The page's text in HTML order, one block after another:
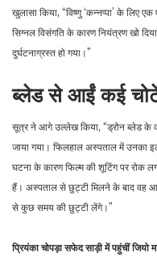
खुलासा किया, “विष्णु ‘कन्नप्पा’ के लिए
सिग्नल विसंगति के कारण नियंत्रण खो
दुर्घटनाग्रस्त हो गया।”
ब्लेड से आईं कई
सूत्र ने आगे उल्लेख किया, “ड्रोन ब्लेड
जाया गया। फिलहाल अस्पताल में उनका
घटना के कारण फिल्म की शूटिंग पर रोक
हैं। अस्पताल से छुट्टी मिलने के बाद वह
से कुछ समय की छुट्टी लेंगे।”
प्रियंका चोपड़ा सफेद साड़ी में पहुंचीं